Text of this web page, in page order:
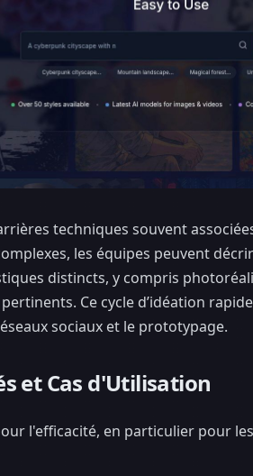
techniques souvent
les équipes peuvent
distincts, y compris
Ce cycle d’idéation
sociaux et le prototypage.
et Cas d'Utilisation
l'efficacité, en particulier pour